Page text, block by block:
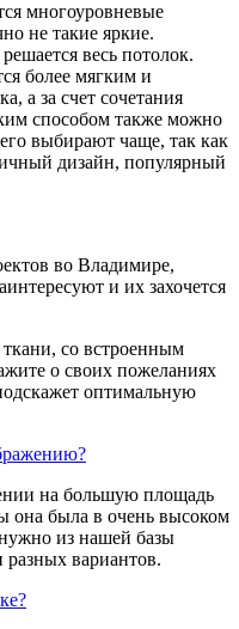
многоуровневые
не такие яркие.
весь потолок.
более мягким и
а за счет сочетания
способом также можно
выбирают чаще, так как
дизайн, популярный
во Владимире,
и их захочется
со встроенным
о своих пожеланиях
оптимальную
на большую площадь
она была в очень высоком
из нашей базы
разных вариантов.